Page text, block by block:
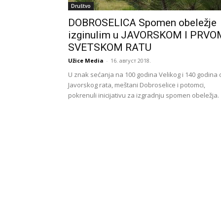
Društvo
DOBROSELICA Spomen obeležje
izginulim u JAVORSKOM I
SVETSKOM RATU
Užice Media - 16. август 2018.
U znak sećanja na 100 godina Velikog i 140 godina
Javorskog rata, meštani Dobroselice i potomci,
pokrenuli inicijativu za izgradnju spomen obeležja.